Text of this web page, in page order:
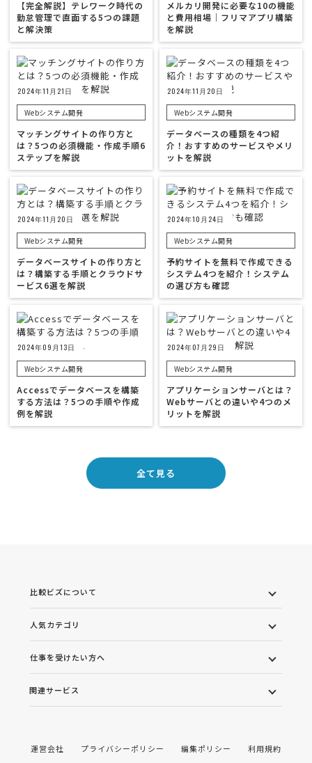
【完全解説】テレワーク時代の
勤怠管理で直面する5つの課題
と解決策
メルカリ開発に必要な10の機能
と費用相場｜フリマアプリ構築
を解説
2024年11月21日
Webシステム開発
マッチングサイトの作り方と
は？5つの必須機能・作成手順6
ステップを解説
2024年11月20日
Webシステム開発
データベースの種類を4つ紹
介！おすすめのサービスやメリ
ットを解説
2024年11月20日
Webシステム開発
データベースサイトの作り方と
は？構築する手順とクラウドサ
ービス6選を解説
2024年10月24日
Webシステム開発
予約サイトを無料で作成できる
システム4つを紹介！システム
の選び方も確認
2024年09月13日
Webシステム開発
Accessでデータベースを構築
する方法は？5つの手順や作成
例を解説
2024年07月29日
Webシステム開発
アプリケーションサーバとは？
Webサーバとの違いや4つのメ
リットを解説
全て見る
比較ビズについて
人気カテゴリ
仕事を受けたい方へ
関連サービス
運営会社 プライバシーポリシー 編集ポリシー 利用規約